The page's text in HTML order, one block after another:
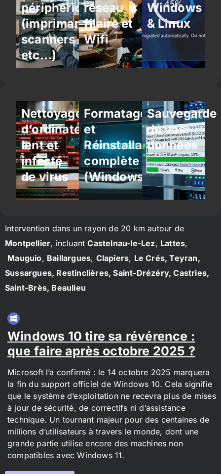
périphériques
(imprimantes,
scanners
etc…)
réseau
filaire et
Wifi
Windows
& Linux
Nettoyage
d’ordinateur
lent et
infecté
de virus
Formatage
et
Réinstallation
complète
(Windows/Linux)
Sauvegarde
de vos
données
Intervention dans un rayon de 20 km autour de
Montpellier, incluantCastelnau-le-Lez, Lattes,
Mauguio, Baillargues, Clapiers, Le Crés, Teyran,
Sussargues, Restinclières, Saint-Drézéry, Castries,
Saint-Brès, Beaulieu
Windows 10 tire sa révérence :
que faire après octobre 2025 ?
Microsoft l’a confirmé : le 14 octobre 2025 marquera
la fin du support officiel de Windows 10. Cela signifie
que le système d’exploitation ne recevra plus de mises
à jour de sécurité, de correctifs ni d’assistance
technique. Un tournant majeur pour des centaines de
millions d’utilisateurs à travers le monde, dont une
grande partie utilise encore des machines non
compatibles avec Windows 11.